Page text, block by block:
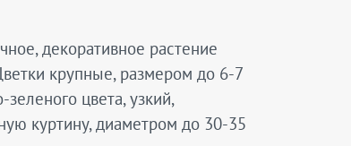
декоративное растение
крупные, размером до 6-7
цвета, узкий,
куртину, диаметром до 30-35